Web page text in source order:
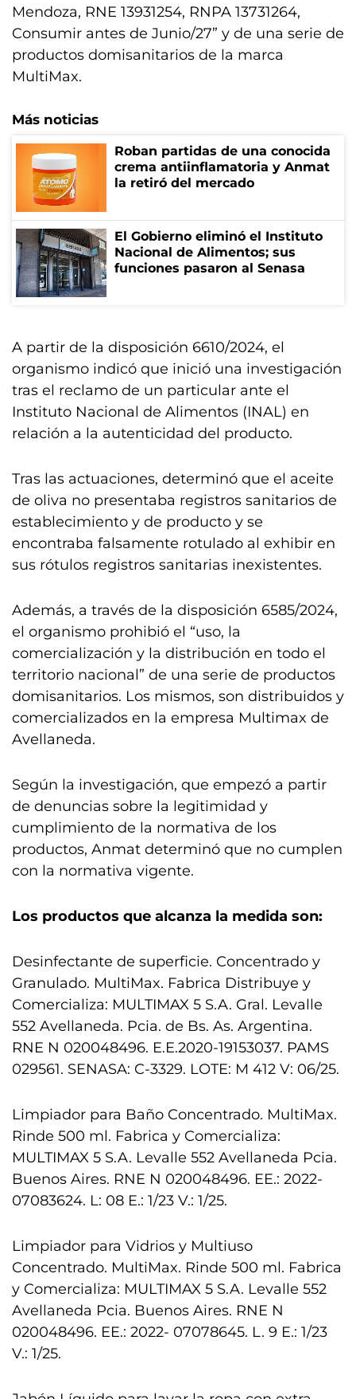
Mendoza, RNE 13931254, RNPA 13731264,
Consumir antes de Junio/27” y de una serie de
productos domisanitarios de la marca
MultiMax.
Más noticias
Roban partidas de una conocida
crema antiinflamatoria y Anmat
la retiró del mercado
El Gobierno eliminó el Instituto
Nacional de Alimentos; sus
funciones pasaron al Senasa
A partir de la disposición 6610/2024, el
organismo indicó que inició una investigación
tras el reclamo de un particular ante el
Instituto Nacional de Alimentos (INAL) en
relación a la autenticidad del producto.
Tras las actuaciones, determinó que el aceite
de oliva no presentaba registros sanitarios de
establecimiento y de producto y se
encontraba falsamente rotulado al exhibir en
sus rótulos registros sanitarias inexistentes.
Además, a través de la disposición 6585/2024,
el organismo prohibió el “uso, la
comercialización y la distribución en todo el
territorio nacional” de una serie de productos
domisanitarios. Los mismos, son distribuidos y
comercializados en la empresa Multimax de
Avellaneda.
Según la investigación, que empezó a partir
de denuncias sobre la legitimidad y
cumplimiento de la normativa de los
productos, Anmat determinó que no cumplen
con la normativa vigente.
Los productos que alcanza la medida son:
Desinfectante de superficie. Concentrado y
Granulado. MultiMax. Fabrica Distribuye y
Comercializa: MULTIMAX 5 S.A. Gral. Levalle
552 Avellaneda. Pcia. de Bs. As. Argentina.
RNE N 020048496. E.E.2020-19153037. PAMS
029561. SENASA: C-3329. LOTE: M 412 V: 06/25.
Limpiador para Baño Concentrado. MultiMax.
Rinde 500 ml. Fabrica y Comercializa:
MULTIMAX 5 S.A. Levalle 552 Avellaneda Pcia.
Buenos Aires. RNE N 020048496. EE.: 2022-
07083624. L: 08 E.: 1/23 V.: 1/25.
Limpiador para Vidrios y Multiuso
Concentrado. MultiMax. Rinde 500 ml. Fabrica
y Comercializa: MULTIMAX 5 S.A. Levalle 552
Avellaneda Pcia. Buenos Aires. RNE N
020048496. EE.: 2022- 07078645. L. 9 E.: 1/23
V.: 1/25.